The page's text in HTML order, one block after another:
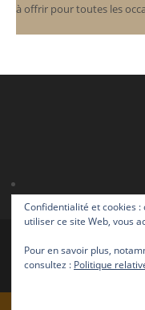
à offrir pour toutes les
Copyright -
Confidentialité et cookies :
utiliser ce site Web, vous
Pour en savoir plus,
consultez : Politique